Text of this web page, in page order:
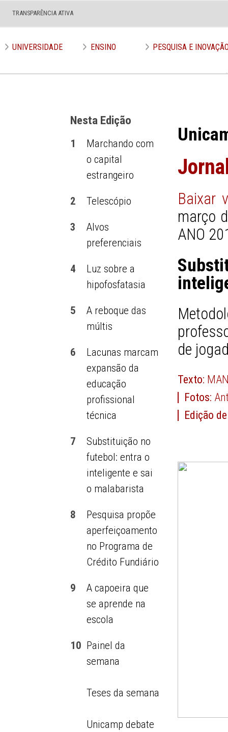
TRANSPARÊNCIA ATIVA
UNIVERSIDADE ENSINO PESQUISA E
Edição nº 590
Nesta Edição
1
Marchando com
o capital
estrangeiro
2 Telescópio
3
Alvos
preferenciais
4
Luz sobre a
hipofosfatasia
5
A reboque das
múltis
6
Lacunas marcam
expansão da
educação
profissional
técnica
7
Substituição no
futebol: entra o
inteligente e sai
o malabarista
8
Pesquisa propõe
aperfeiçoamento
no Programa de
Crédito Fundiário
9
A capoeira que
se aprende na
escola
10 Painel da
semana
Teses da semana
Unicamp debate
Baixar
março
ANO
de
Texto:
Fotos:
Edição